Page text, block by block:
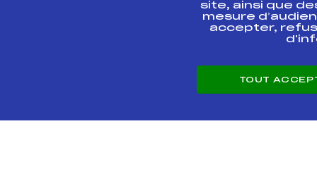
ESPACE PRESSE
site, ainsi que
mesure
accepter,
TOUT